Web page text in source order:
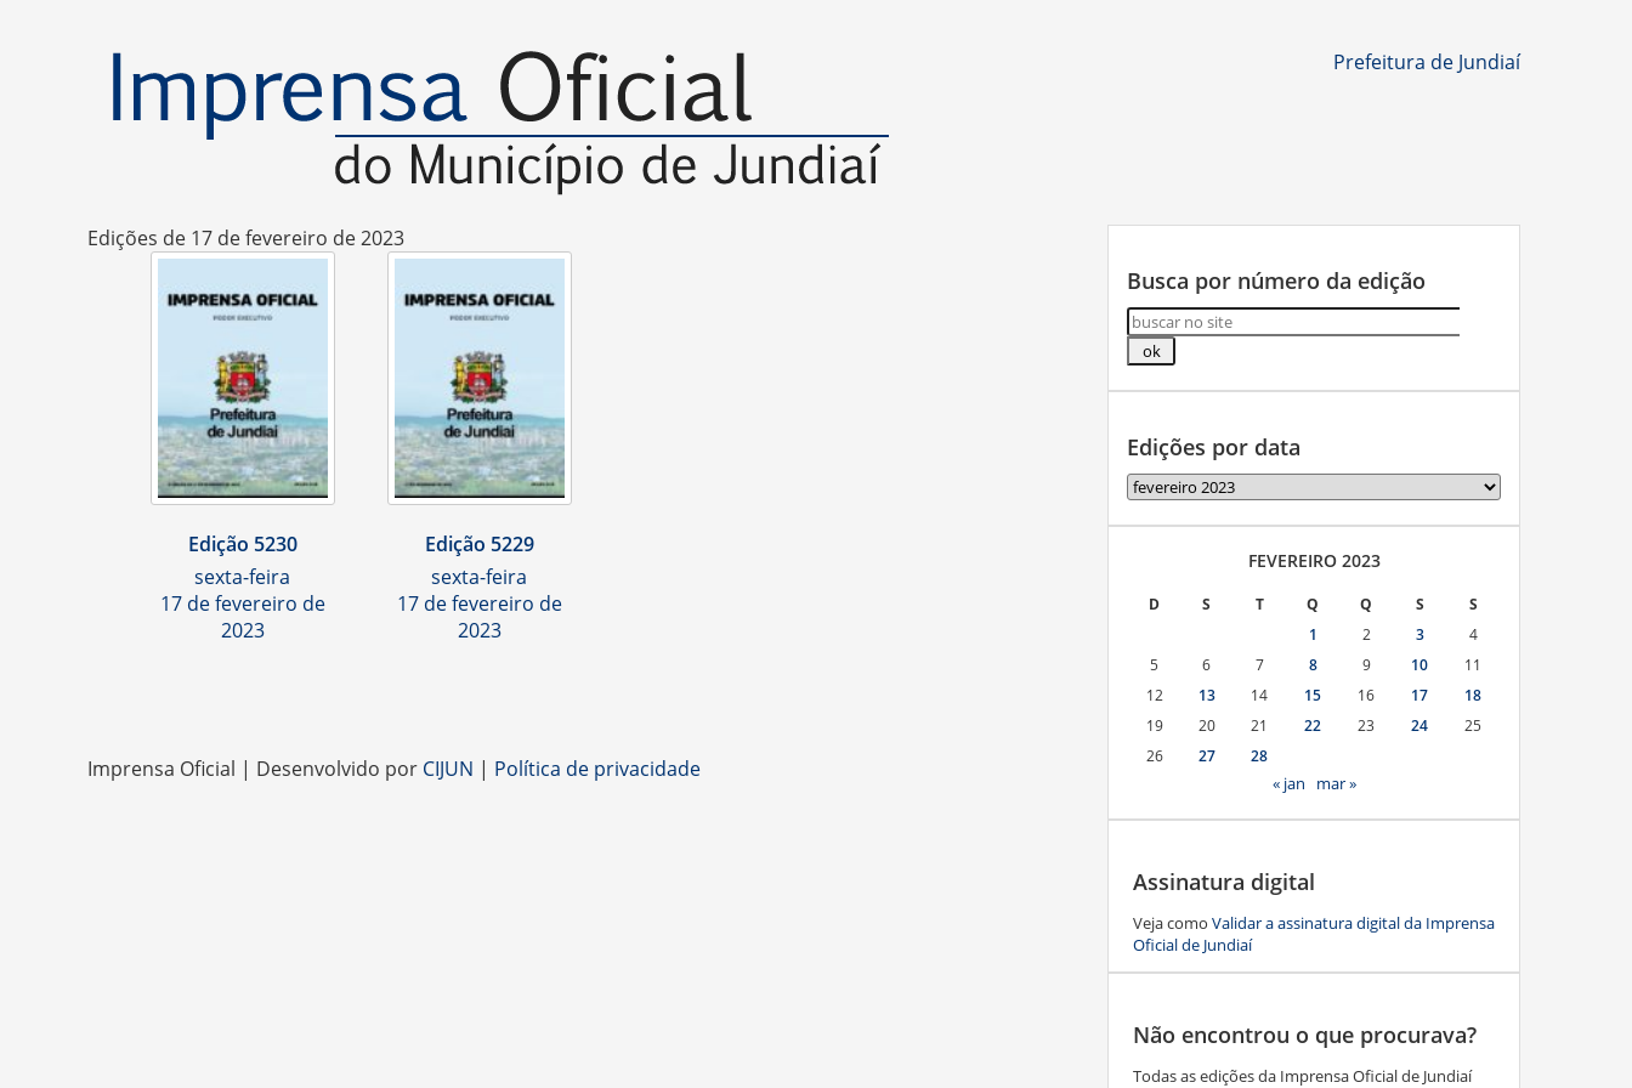
Prefeitura de Jundiaí
Edições de 17 de fevereiro de 2023
Edição 5230
sexta-feira
17 de fevereiro de
2023
Edição 5229
sexta-feira
17 de fevereiro de
2023
Busca por número da edição
Edições por data
Edições
por
data
FEVEREIRO 2023
D S T Q Q S
S
1
2 3
4
5
6 7 8 9 10
11
12
13 14 15 16 17
18
19
20 21 22 23 24
25
26
27 28
« jan mar »
Assinatura digital
Veja como Validar a assinatura digital da Imprensa
Oficial de Jundiaí
Não encontrou o que procurava?
Todas as edições da Imprensa Oficial de Jundiaí
Imprensa Oficial | Desenvolvido por CIJUN | Política de privacidade